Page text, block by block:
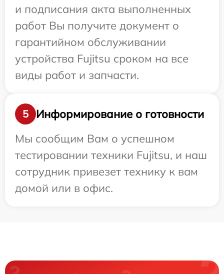
и подписания акта выполненных
работ Вы получите документ о
гарантийном обслуживании
устройства Fujitsu сроком на все
виды работ и запчасти.
5
Информирование о готовности
Мы сообщим Вам о успешном
тестировании техники Fujitsu, и наш
сотрудник привезет технику к вам
домой или в офис.